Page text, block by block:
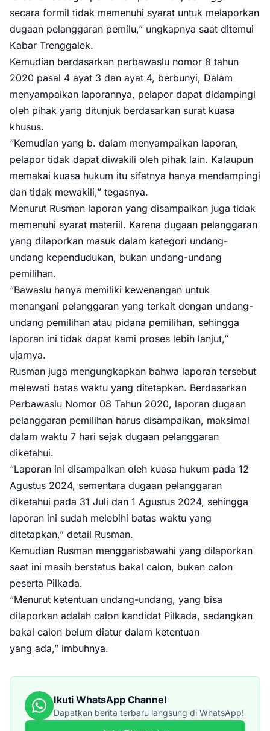
secara formil tidak memenuhi syarat untuk melaporkan
dugaan pelanggaran pemilu,” ungkapnya saat ditemui
Kabar Trenggalek.
Kemudian berdasarkan perbawaslu nomor 8 tahun
2020 pasal 4 ayat 3 dan ayat 4, berbunyi, Dalam
menyampaikan laporannya, pelapor dapat didampingi
oleh pihak yang ditunjuk berdasarkan surat kuasa
khusus.
“Kemudian yang b. dalam menyampaikan laporan,
pelapor tidak dapat diwakili oleh pihak lain. Kalaupun
memakai kuasa hukum itu sifatnya hanya mendampingi
dan tidak mewakili,” tegasnya.
Menurut Rusman laporan yang disampaikan juga tidak
memenuhi syarat materiil. Karena dugaan pelanggaran
yang dilaporkan masuk dalam kategori undang-
undang kependudukan, bukan undang-undang
pemilihan.
“Bawaslu hanya memiliki kewenangan untuk
menangani pelanggaran yang terkait dengan undang-
undang pemilihan atau pidana pemilihan, sehingga
laporan ini tidak dapat kami proses lebih lanjut,”
ujarnya.
Rusman juga mengungkapkan bahwa laporan tersebut
melewati batas waktu yang ditetapkan. Berdasarkan
Perbawaslu Nomor 08 Tahun 2020, laporan dugaan
pelanggaran pemilihan harus disampaikan, maksimal
dalam waktu 7 hari sejak dugaan pelanggaran
diketahui.
“Laporan ini disampaikan oleh kuasa hukum pada 12
Agustus 2024, sementara dugaan pelanggaran
diketahui pada 31 Juli dan 1 Agustus 2024, sehingga
laporan ini sudah melebihi batas waktu yang
ditetapkan,” detail Rusman.
Kemudian Rusman menggarisbawahi yang dilaporkan
saat ini masih berstatus bakal calon, bukan calon
peserta Pilkada.
“Menurut ketentuan undang-undang, yang bisa
dilaporkan adalah calon kandidat Pilkada, sedangkan
bakal calon belum diatur dalam ketentuan
yang ada,” imbuhnya.
Ikuti WhatsApp Channel
Dapatkan berita terbaru langsung di WhatsApp!